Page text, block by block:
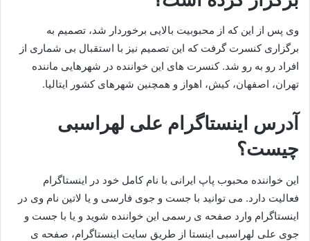
وی پس از این که از محبوبیت بالایی برخوردار شد، تصمیم به
برگزاری کنسرت گرفت که این تصمیم نیز با استقبال بی شماری از
افراد رو به رو شد. کنسرت های این خواننده در شهرهایی ماننده
تهران، اصفهان، کیش، اهواز و همچنین شهرهای کشور ایتالیا.
آدرس اینستاگرام علی لهراسبی
چیست؟
این خواننده محبوب پاپ ایرانی با نام کامل خود در اینستاگرام
فعالیت دارد. می توانید با جست و جوی فارسی و یا لاتین نام وی در
اینستاگرام وارد صفحه ی رسمی این خواننده شوید و یا با جست و
جوی علی لهراسبی اینستا از طریق سایت اینستاگرام، صفحه ی